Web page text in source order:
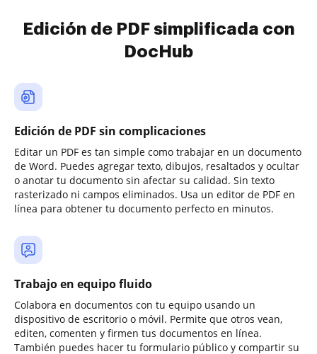
Edición de PDF simplificada con
DocHub
Edición de PDF sin complicaciones
Editar un PDF es tan simple como trabajar en un documento
de Word. Puedes agregar texto, dibujos, resaltados y ocultar
o anotar tu documento sin afectar su calidad. Sin texto
rasterizado ni campos eliminados. Usa un editor de PDF en
línea para obtener tu documento perfecto en minutos.
Trabajo en equipo fluido
Colabora en documentos con tu equipo usando un
dispositivo de escritorio o móvil. Permite que otros vean,
editen, comenten y firmen tus documentos en línea.
También puedes hacer tu formulario público y compartir su